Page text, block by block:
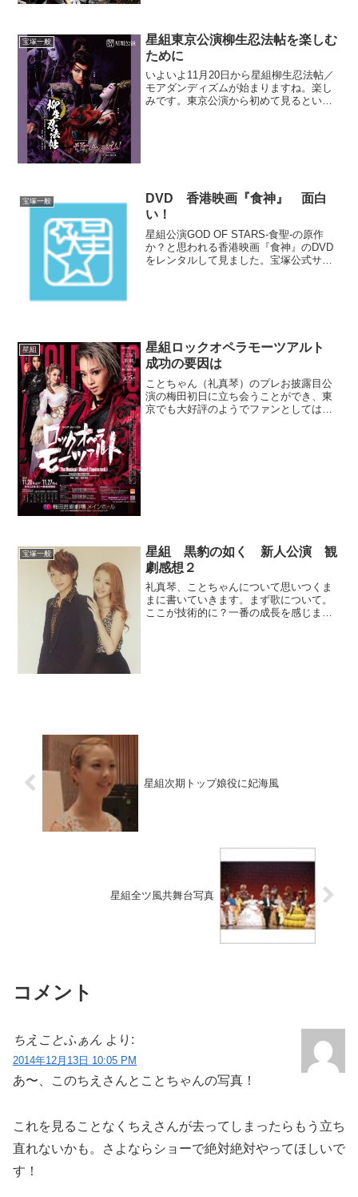
宝塚一般
星組東京公演柳生忍法帖を楽しむ
ために
いよいよ11月20日から星組柳生忍法帖／
モアダンディズムが始まりますね。楽し
みです。東京公演から初めて見るという
宝塚一般
DVD 香港映画『食神』 面白
い！
星組公演GOD OF STARS-食聖-の原作
か？と思われる香港映画『食神』のDVD
をレンタルして見ました。宝塚公式サイ
星組
星組ロックオペラモーツアルト
成功の要因は
ことちゃん（礼真琴）のプレお披露目公
演の梅田初日に立ち会うことができ、東
京でも大好評のようでファンとしてはと
宝塚一般
星組 黒豹の如く 新人公演 観
劇感想２
礼真琴、ことちゃんについて思いつくま
まに書いていきます。まず歌について。
ここが技術的に？一番の成長を感じまし
星組次期トップ娘役に妃海風
星組全ツ風共舞台写真
コメント
ちえことふぁん より:
2014年12月13日 10:05 PM
あ〜、このちえさんとことちゃんの写真！
これを見ることなくちえさんが去ってしまったらもう立ち
直れないかも。さよならショーで絶対絶対やってほしいで
す！